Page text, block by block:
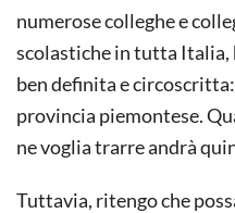
numerose colleghe e
scolastiche in tutta Italia,
ben definita e
provincia piemontese.
ne voglia trarre andrà
Tuttavia, ritengo che